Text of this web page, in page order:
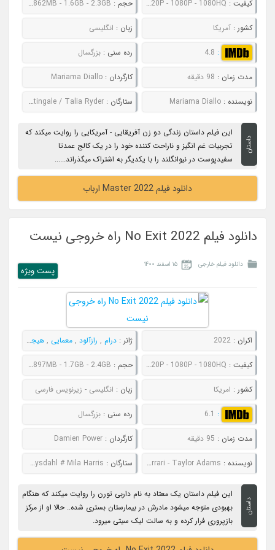
کیفیت : 480P - 720P - 1080P - 1080HQ حجم : 607MB - 862MB - 1.6GB - 2.3GB
کشور :آمریکا زبان : انگلیسی
:
4.8 رده سنی : بزرگسال
مدت زمان : 98 دقیقه کارگردان : Mariama Diallo
نویسنده :Mariama Diallo ستارگان : Regina Hall / Zoe Renee / Julia Nightingale / Talia Ryder
داستان
این فیلم داستان زندگی دو زن آفریقایی - آمریکایی را روایت میکند که
تجربیات غم انگیز و ناراحت کننده خود را در یک کالج عمدتا
سفیدپوست در نیوانگلند را با یکدیگر به اشتراک میگذراند......
دانلود فیلم Master 2022 ارباب
دانلود فیلم No Exit 2022 راه خروجی نیست
دانلود فیلم خارجی ۱۵ اسفند ۱۴۰۰
پست ويژه
اکران :2022 ژانر : درام , رازآلود , معمایی , هیجان انگیز
کیفیت : 480P - 720P - 1080P - 1080HQ حجم : 636MB - 897MB - 1.7GB - 2.4GB
کشور : امریکا زبان : انگلیسی - زیرنویس فارسی
:
6.1 رده سنی : بزرگسال
مدت زمان : 95 دقیقه کارگردان : Damien Power
نویسنده : Andrew Barrer - Gabriel Ferrari - Taylor Adams ستارگان : Havana Rose Liu # Danny Ramirez # David Rysdahl # Mila Harris
داستان
این فیلم داستان یک معتاد به نام داربی تورن را روایت میکند که هنگام
بهبودی متوجه میشود مادرش در بیمارستان بستری شده.. حالا او از مرکز
بازپروری فرار کرده و به سالت لیک سیتی میرود.